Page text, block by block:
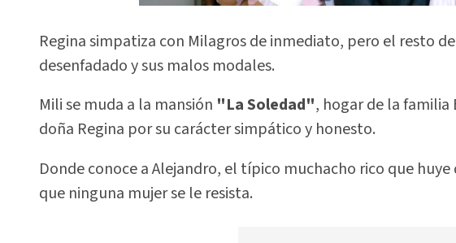
Regina simpatiza con Milagros de inmediato, pero el resto
desenfadado y sus malos modales.
Mili se muda a la mansión "La Soledad", hogar de la
doña Regina por su carácter simpático y honesto.
Donde conoce a Alejandro, el típico muchacho rico que
que ninguna mujer se le resista.